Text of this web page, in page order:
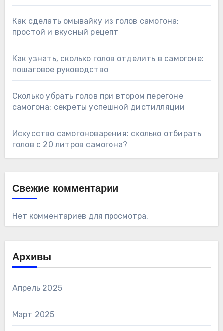
Как сделать омывайку из голов самогона:
простой и вкусный рецепт
Как узнать, сколько голов отделить в самогоне:
пошаговое руководство
Сколько убрать голов при втором перегоне
самогона: секреты успешной дистилляции
Искусство самогоноварения: сколько отбирать
голов с 20 литров самогона?
Свежие комментарии
Нет комментариев для просмотра.
Архивы
Апрель 2025
Март 2025